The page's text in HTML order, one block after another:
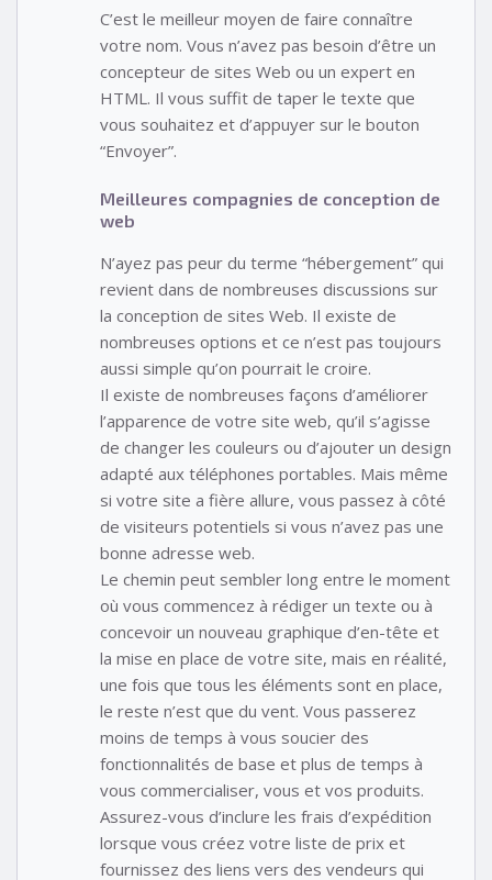
C’est le meilleur moyen de faire connaître
votre nom. Vous n’avez pas besoin d’être un
concepteur de sites Web ou un expert en
HTML. Il vous suffit de taper le texte que
vous souhaitez et d’appuyer sur le bouton
“Envoyer”.
Meilleures compagnies de conception de
web
N’ayez pas peur du terme “hébergement” qui
revient dans de nombreuses discussions sur
la conception de sites Web. Il existe de
nombreuses options et ce n’est pas toujours
aussi simple qu’on pourrait le croire.
Il existe de nombreuses façons d’améliorer
l’apparence de votre site web, qu’il s’agisse
de changer les couleurs ou d’ajouter un design
adapté aux téléphones portables. Mais même
si votre site a fière allure, vous passez à côté
de visiteurs potentiels si vous n’avez pas une
bonne adresse web.
Le chemin peut sembler long entre le moment
où vous commencez à rédiger un texte ou à
concevoir un nouveau graphique d’en-tête et
la mise en place de votre site, mais en réalité,
une fois que tous les éléments sont en place,
le reste n’est que du vent. Vous passerez
moins de temps à vous soucier des
fonctionnalités de base et plus de temps à
vous commercialiser, vous et vos produits.
Assurez-vous d’inclure les frais d’expédition
lorsque vous créez votre liste de prix et
fournissez des liens vers des vendeurs qui